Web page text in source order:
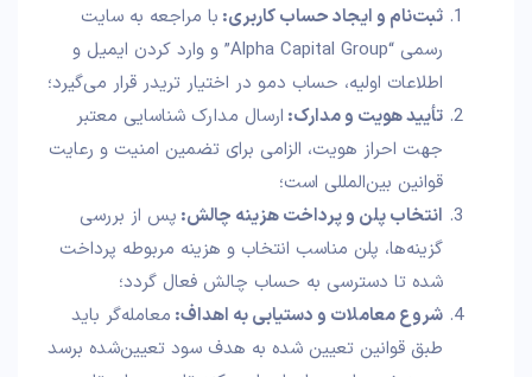
ثبت‌نام و ایجاد حساب کاربری: با مراجعه به سایت
رسمی “Alpha Capital Group” و وارد کردن ایمیل و
اطلاعات اولیه، حساب دمو در اختیار تریدر قرار می‌گیرد؛
تأیید هویت و مدارک: ارسال مدارک شناسایی معتبر
جهت احراز هویت، الزامی برای تضمین امنیت و رعایت
قوانین بین‌المللی است؛
انتخاب پلن و پرداخت هزینه چالش: پس از بررسی
گزینه‌ها، پلن مناسب انتخاب و هزینه مربوطه پرداخت
شده تا دسترسی به حساب چالش فعال گردد؛
شروع معاملات و دستیابی به اهداف: معامله‌گر باید
طبق قوانین تعیین شده به هدف سود تعیین‌شده برسد